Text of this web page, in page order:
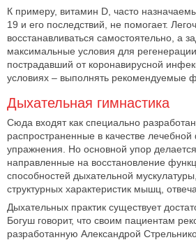
К примеру, витамин D, часто
19 и его последствий, не помогает.
восстанавливаться самостоятельно, а
максимальные условия для
пострадавший от коронавирусной
условиях – выполнять рекомендуемые
Дыхательная гимнастика
Сюда входят как специально
распространенные в качестве лечебной
упражнения. Но основной упор делается
направленные на восстановление
способностей дыхательной
структурных характеристик мышц,
Дыхательных практик существует
Богуш говорит, что своим пациентам
разработанную Александрой